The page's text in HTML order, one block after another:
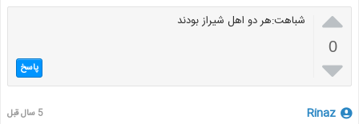

0

شباهت:هر دو اهل شیراز بودند
پاسخ
Rinaz 5 سال قبل